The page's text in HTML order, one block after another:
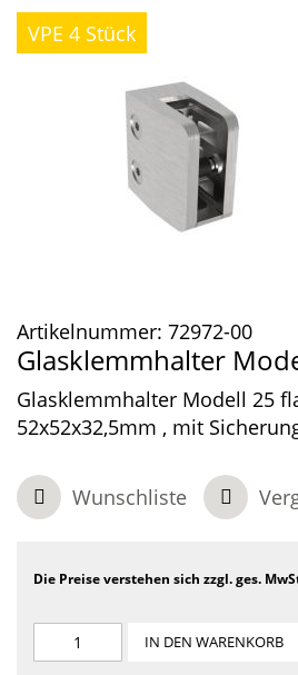
VPE 4 Stück
Artikelnummer: 72972-00
Glasklemmhalter
Glasklemmhalter Modell 25
52x52x32,5mm , mit
Wunschliste
Die Preise verstehen sich zzgl. ges.
IN DEN WARENKORB